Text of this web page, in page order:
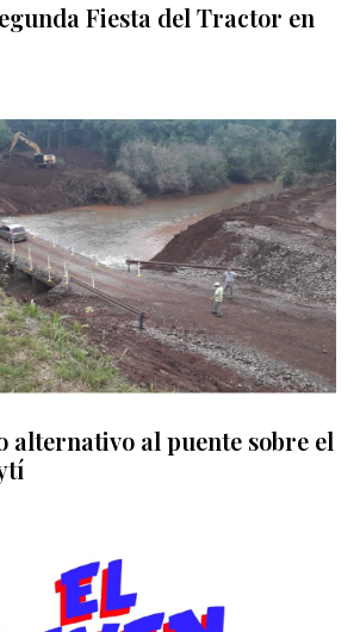
Fiesta del Tractor en
alternativo al puente sobre el